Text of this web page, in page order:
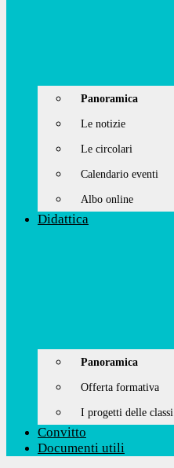
Panoramica
Le notizie
Le circolari
Calendario eventi
Albo online
Didattica
Panoramica
Offerta formativa
I progetti delle classi
Convitto
Documenti utili